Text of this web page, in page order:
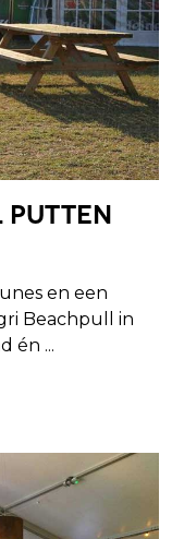
Putten
en een
Beachpull in
én ...